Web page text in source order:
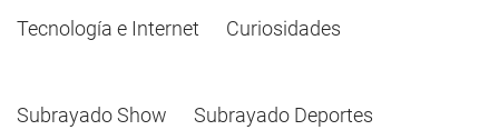
Tecnología e Internet
Curiosidades
Subrayado Show Subrayado Deportes